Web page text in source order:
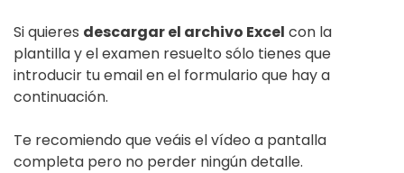
Si quieres descargar el archivo Excel con la
plantilla y el examen resuelto sólo tienes que
introducir tu email en el formulario que hay a
continuación.
Te recomiendo que veáis el vídeo a pantalla
completa pero no perder ningún detalle.